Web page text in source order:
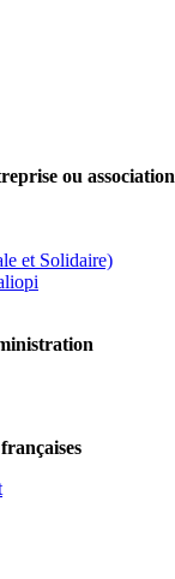
ou association
et Solidaire)